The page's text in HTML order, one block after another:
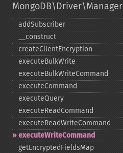
MongoDB\Driver\Manager
addSubscriber
_​_​construct
createClientEncryption
executeBulkWrite
executeBulkWriteCommand
executeCommand
executeQuery
executeReadCommand
executeReadWriteCommand
executeWriteCommand
getEncryptedFieldsMap